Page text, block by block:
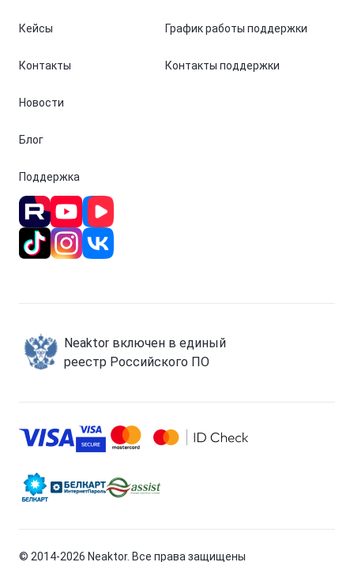
Кейсы
Контакты
Новости
Блог
Поддержка
График работы поддержки
Контакты поддержки
Neaktor включен в единый
реестр Российского ПО
© 2014-2026 Neaktor. Все права защищены